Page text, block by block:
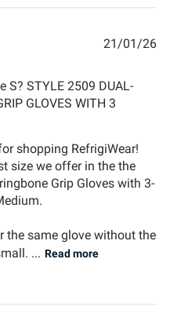
S? STYLE 2509 DUAL-
GLOVES WITH 3
shopping RefrigiWear!
size we offer in the the
Grip Gloves with 3-
the same glove without the
... Read more
21/01/26